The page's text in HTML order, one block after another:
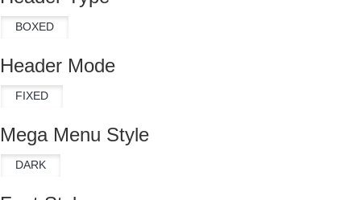
Header Mode
Mega Menu Style